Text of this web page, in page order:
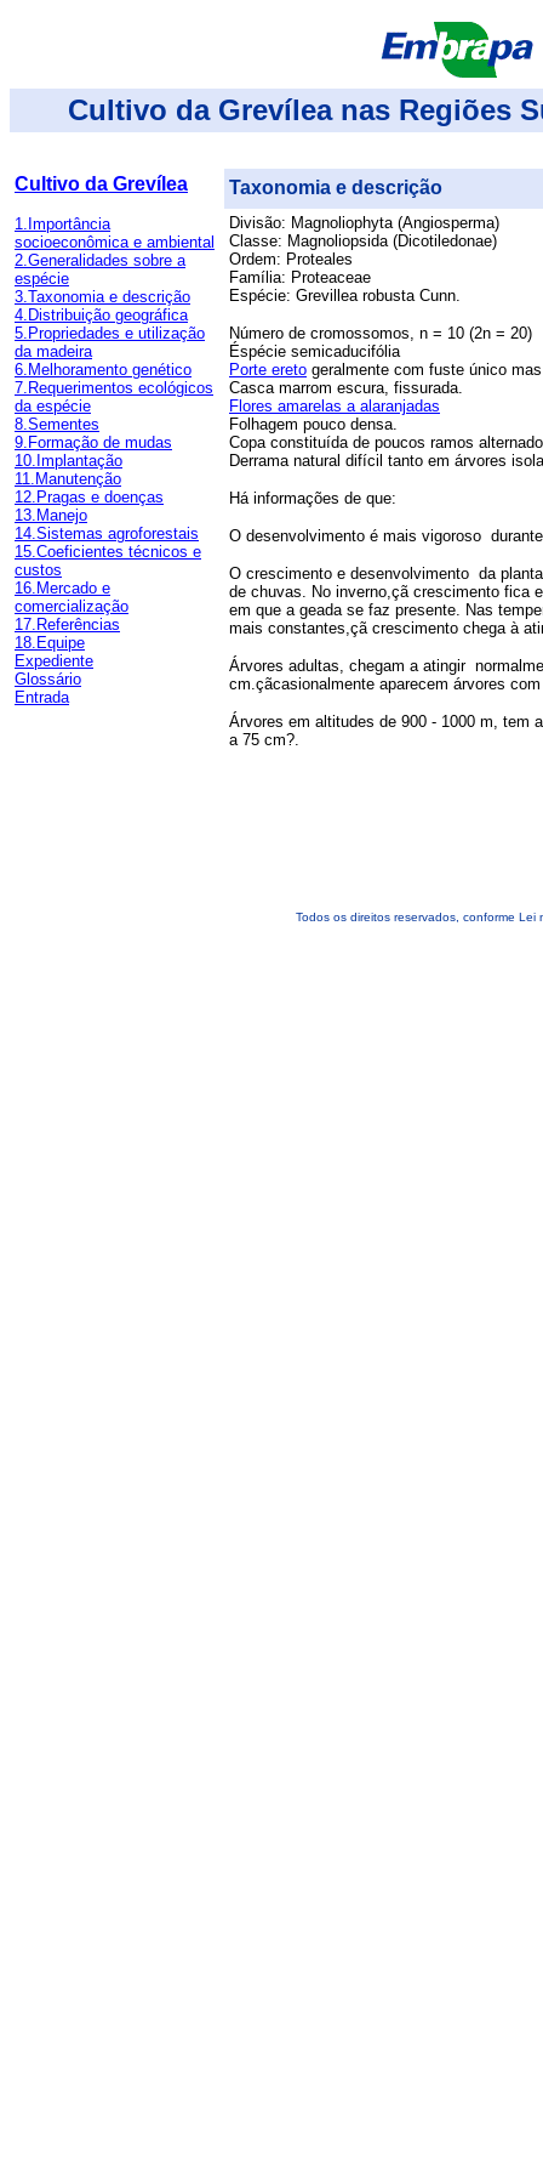
Cultivo da Grevílea nas Regiões
Cultivo da Grevílea
1.Importância
socioeconômica e ambiental
2.Generalidades sobre a
espécie
3.Taxonomia e descrição
4.Distribuição geográfica
5.Propriedades e utilização
da madeira
6.Melhoramento genético
7.Requerimentos ecológicos
da espécie
8.Sementes
9.Formação de mudas
10.Implantação
11.Manutenção
12.Pragas e doenças
13.Manejo
14.Sistemas agroforestais
15.Coeficientes técnicos e
custos
16.Mercado e
comercialização
17.Referências
18.Equipe
Expediente
Glossário
Entrada
Taxonomia e descrição
Divisão: Magnoliophyta (Angiosperma)
Classe: Magnoliopsida (Dicotiledonae)
Ordem: Proteales
Família: Proteaceae
Espécie: Grevillea robusta Cunn.
Número de cromossomos, n = 10 (2n = 20)
Éspécie semicaducifólia
Porte ereto geralmente com fuste único
Casca marrom escura, fissurada.
Flores amarelas a alaranjadas
Folhagem pouco densa.
Copa constituída de poucos ramos
Derrama natural difícil tanto em árvores
Há informações de que:
O desenvolvimento é mais vigoroso
O crescimento e desenvolvimento da
de chuvas. No inverno,çã crescimento fica
em que a geada se faz presente. Nas
mais constantes,çã crescimento chega à
Árvores adultas, chegam a atingir
cm.çãcasionalmente aparecem árvores
Árvores em altitudes de 900 - 1000 m, tem
a 75 cm?.
Todos os direitos reservados, conforme Lei